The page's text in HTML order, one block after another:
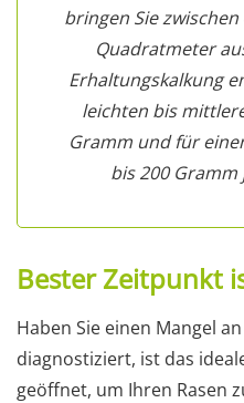
bringen Sie
Quadratmeter
Erhaltungskalkung
leichten bis
Gramm und für
bis 200
Bester Zeitpunkt
Haben Sie einen Mangel
diagnostiziert, ist das
geöffnet, um Ihren Rasen